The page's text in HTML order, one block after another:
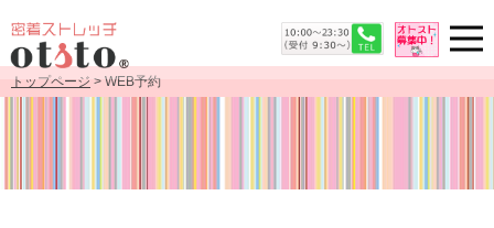
トップページ > WEB予約